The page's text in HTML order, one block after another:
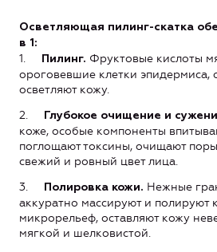
Осветляющая пилинг-скатка
в 1:
1. Пилинг. Фруктовые кислоты
ороговевшие клетки эпидермиса,
осветляют кожу.
2.
Глубокое очищение и
коже, особые компоненты
поглощают токсины, очищают
свежий и ровный цвет лица.
3.
Полировка кожи. Нежные
аккуратно массируют и полируют
микрорельеф, оставляют кожу
мягкой и шелковистой.